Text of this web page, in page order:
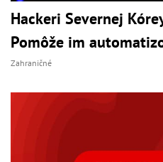
Hackeri Severnej
Pomôže im
Zahraničné